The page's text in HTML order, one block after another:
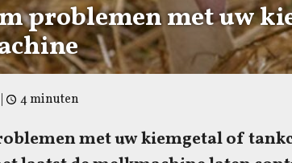
problemen met uw
4 minuten
met uw kiemgetal of